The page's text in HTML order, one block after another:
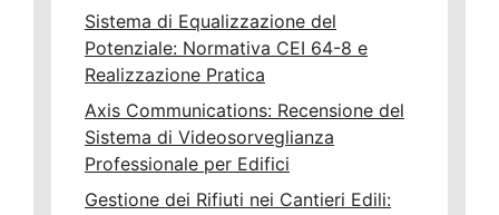
Sistema di Equalizzazione del
Potenziale: Normativa CEI 64-8 e
Realizzazione Pratica
Axis Communications: Recensione del
Sistema di Videosorveglianza
Professionale per Edifici
Gestione dei Rifiuti nei Cantieri Edili: